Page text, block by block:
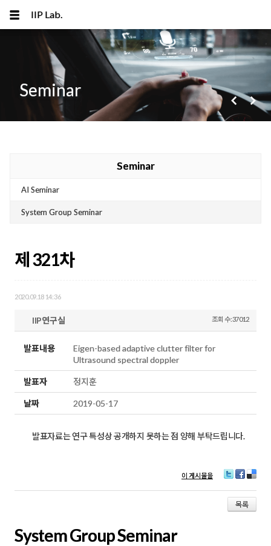
IIP Lab.
Seminar
navigate_beforenavigate_next
Seminar
AI Seminar
System Group Seminar
제 321차
2020.09.18 14:36
IIP연구실 조회 수:37012
발표내용
Eigen-based adaptive clutter filter for
Ultrasound spectral doppler
발표자 정지훈
날짜 2019-05-17
발표자료는 연구 특성상 공개하지 못하는 점 양해 부탁드립니다.
이 게시물을
wi
er
ce
bo
ok
eli
ci
ou
목록
System Group Seminar